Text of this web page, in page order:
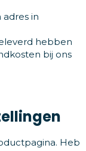
in
hebben
bij ons
Heb